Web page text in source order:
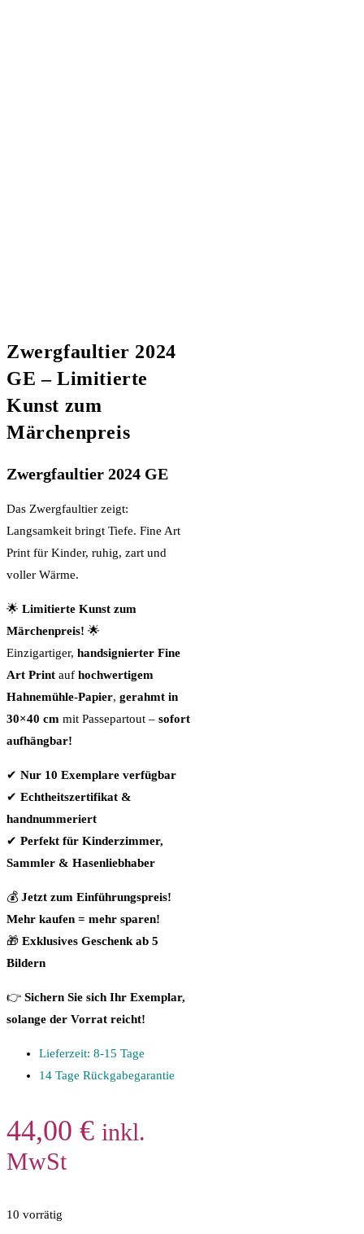
Zwergfaultier 2024
GE – Limitierte
Kunst zum
Märchenpreis
Zwergfaultier 2024 GE
Das Zwergfaultier zeigt:
Langsamkeit bringt Tiefe. Fine Art
Print für Kinder, ruhig, zart und
voller Wärme.
🌟 Limitierte Kunst zum
Märchenpreis! 🌟
Einzigartiger, handsignierter Fine
Art Print auf hochwertigem
Hahnemühle-Papier, gerahmt in
30×40 cm mit Passepartout – sofort
aufhängbar!
✔ Nur 10 Exemplare verfügbar
✔ Echtheitszertifikat &
handnummeriert
✔ Perfekt für Kinderzimmer,
Sammler & Hasenliebhaber
💰 Jetzt zum Einführungspreis!
Mehr kaufen = mehr sparen!
🎁 Exklusives Geschenk ab 5
Bildern
👉 Sichern Sie sich Ihr Exemplar,
solange der Vorrat reicht!
Lieferzeit: 8-15 Tage
14 Tage Rückgabegarantie
44,00 € inkl.
MwSt
10 vorrätig